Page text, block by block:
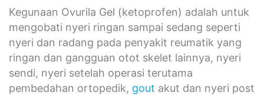
Kegunaan Ovurila Gel (ketoprofen) adalah untuk
mengobati nyeri ringan sampai sedang seperti
nyeri dan radang pada penyakit reumatik yang
ringan dan gangguan otot skelet lainnya, nyeri
sendi, nyeri setelah operasi terutama
pembedahan ortopedik, gout akut dan nyeri post